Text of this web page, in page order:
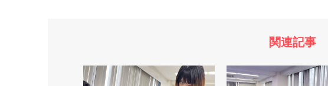
関連記事